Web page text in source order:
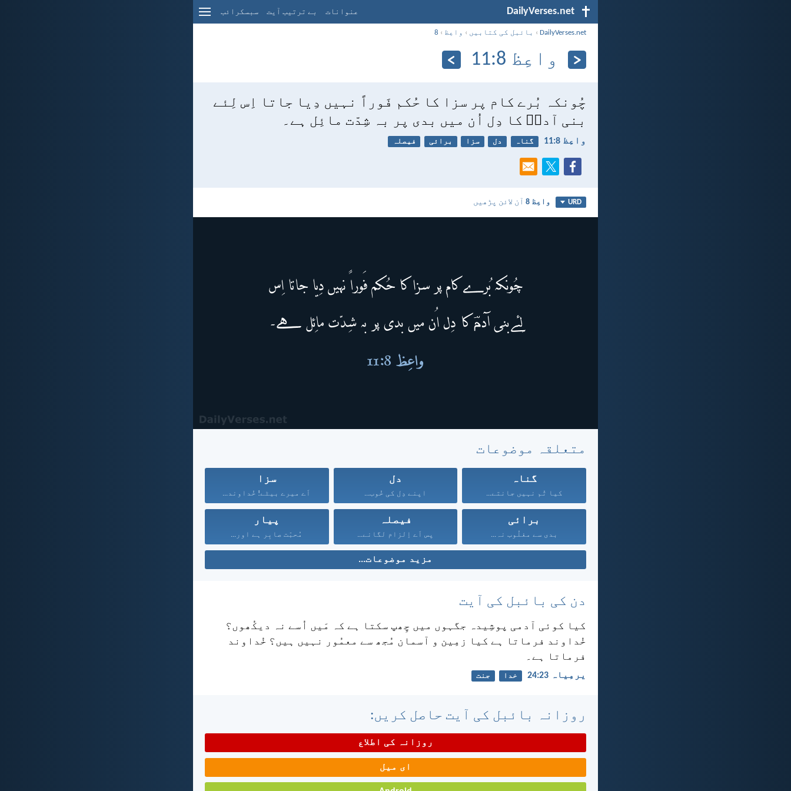
DailyVerses.net عنوانات بے ترتیب آیت سبسکرائب
DailyVerses.net
› بائبل کی کتابیں › واعِظ ›
8
واعِظ 8:‏11
چُونکہ بُرے کام پر سزا کا حُکم فَوراً نہیں دِیا جاتا اِس لِئے
بنی آدمؔ کا دِل اُن میں بدی پر بہ شِدّت مائِل ہے۔
واعِظ 8:‏11 گناہ دل سزا برائی فیصلہ
URD واعِظ 8 آن لائن پڑھیں
متعلقہ موضوعات
گناہ
کیا تُم نہیں جانتے...
دل
اپنے دِل کی خُوب...
سزا
اَے میرے بیٹے! خُداوند...
برائی
بدی سے مغلُوب نہ...
فیصلہ
پس اَے اِلزام لگانے...
پیار
مُحبّت صابِر ہے اور...
مزید موضوعات...
دن کی بائبل کی آیت
کیا کوئی آدمی پوشِیدہ جگہوں میں چِھپ سکتا ہے کہ مَیں اُسے نہ دیکُھوں؟
خُداوند فرماتا ہے کیا زمِین و آسمان مُجھ سے معمُور نہیں ہیں؟ خُداوند
فرماتا ہے۔
یرمِیاہ 23:‏24 خدا جنت
روزانہ بائبل کی آیت حاصل کریں:
روزانہ کی اطلاع
ای میل